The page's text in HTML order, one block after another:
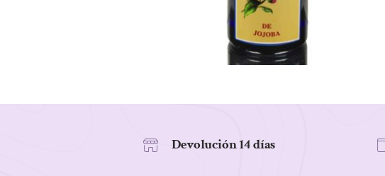
Devolución 14 días